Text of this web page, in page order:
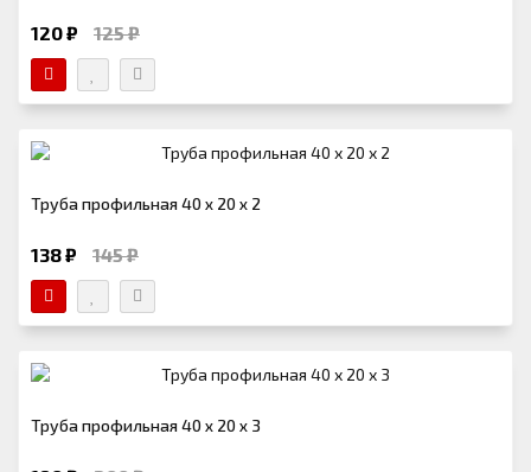
120 ₽ 125 ₽
Труба профильная 40 х 20 х 2
138 ₽ 145 ₽
Труба профильная 40 х 20 х 3